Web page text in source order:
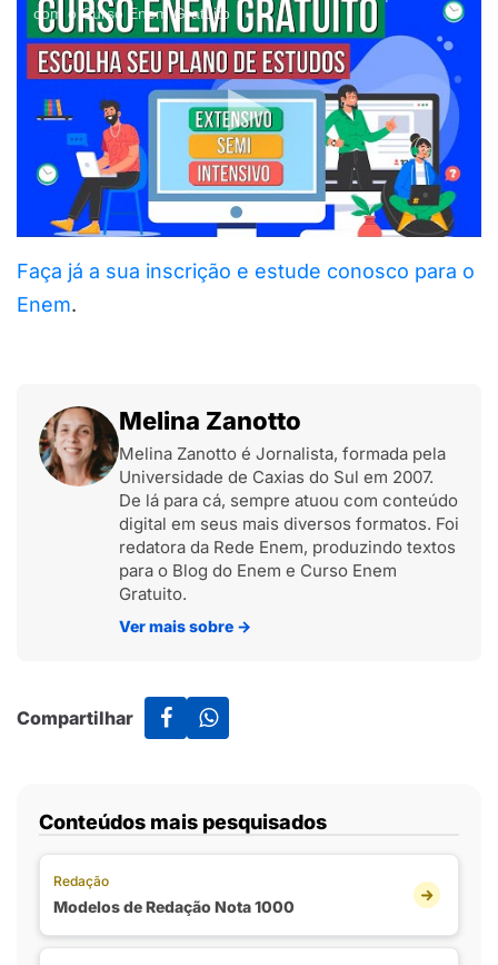
com o Curso Enem Gratuito
Faça já a sua inscrição e estude conosco para o
Enem.
Melina Zanotto
Melina Zanotto é Jornalista, formada pela
Universidade de Caxias do Sul em 2007.
De lá para cá, sempre atuou com conteúdo
digital em seus mais diversos formatos. Foi
redatora da Rede Enem, produzindo textos
para o Blog do Enem e Curso Enem
Gratuito.
Ver mais sobre →
Compartilhar
Conteúdos mais pesquisados
Redação
Modelos de Redação Nota 1000